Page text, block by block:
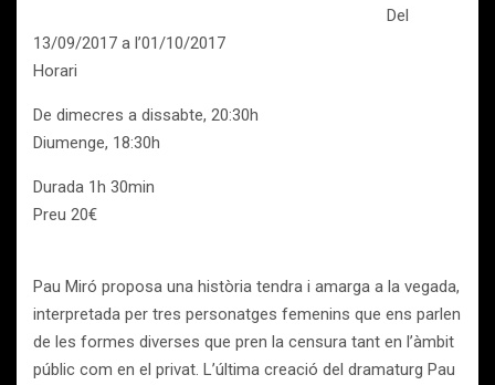
Del
13/09/2017 a l’01/10/2017
Horari
De dimecres a dissabte, 20:30h
Diumenge, 18:30h
Durada 1h 30min
Preu 20€
Pau Miró proposa una història tendra i amarga a la vegada,
interpretada per tres personatges femenins que ens parlen
de les formes diverses que pren la censura tant en l’àmbit
públic com en el privat. L’última creació del dramaturg Pau